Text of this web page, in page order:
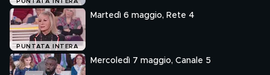
PUNTATA INTERA
PUNTATA INTERA
Martedì 6 maggio, Rete 4
Mercoledì 7 maggio, Canale 5